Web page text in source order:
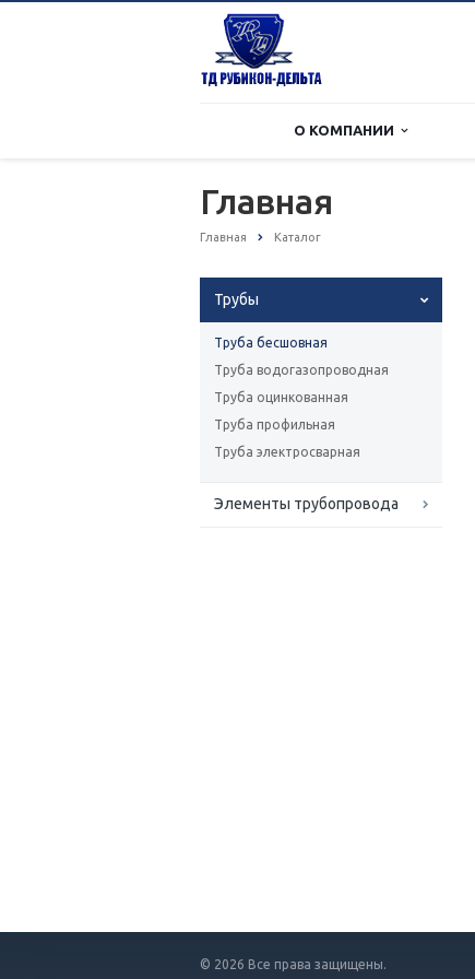
О КОМПАНИИ
Главная
Главная Каталог
Трубы
Труба бесшовная
Труба водогазопроводная
Труба оцинкованная
Труба профильная
Труба электросварная
Элементы трубопровода
© 2026 Все права защищены.